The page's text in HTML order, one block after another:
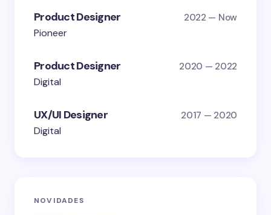
Product Designer 2022 — Now
Pioneer
Product Designer 2020 — 2022
Digital
UX/UI Designer 2017 — 2020
Digital
NOVIDADES